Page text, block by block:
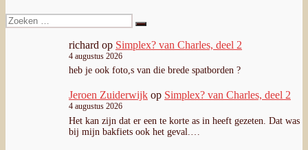
Zoeken
naar:
Zoeken
richard op Simplex? van Charles, deel 2
4 augustus 2026
heb je ook foto,s van die brede spatborden ?
Jeroen Zuiderwijk op Simplex? van Charles, deel 2
4 augustus 2026
Het kan zijn dat er een te korte as in heeft gezeten. Dat was
bij mijn bakfiets ook het geval.…